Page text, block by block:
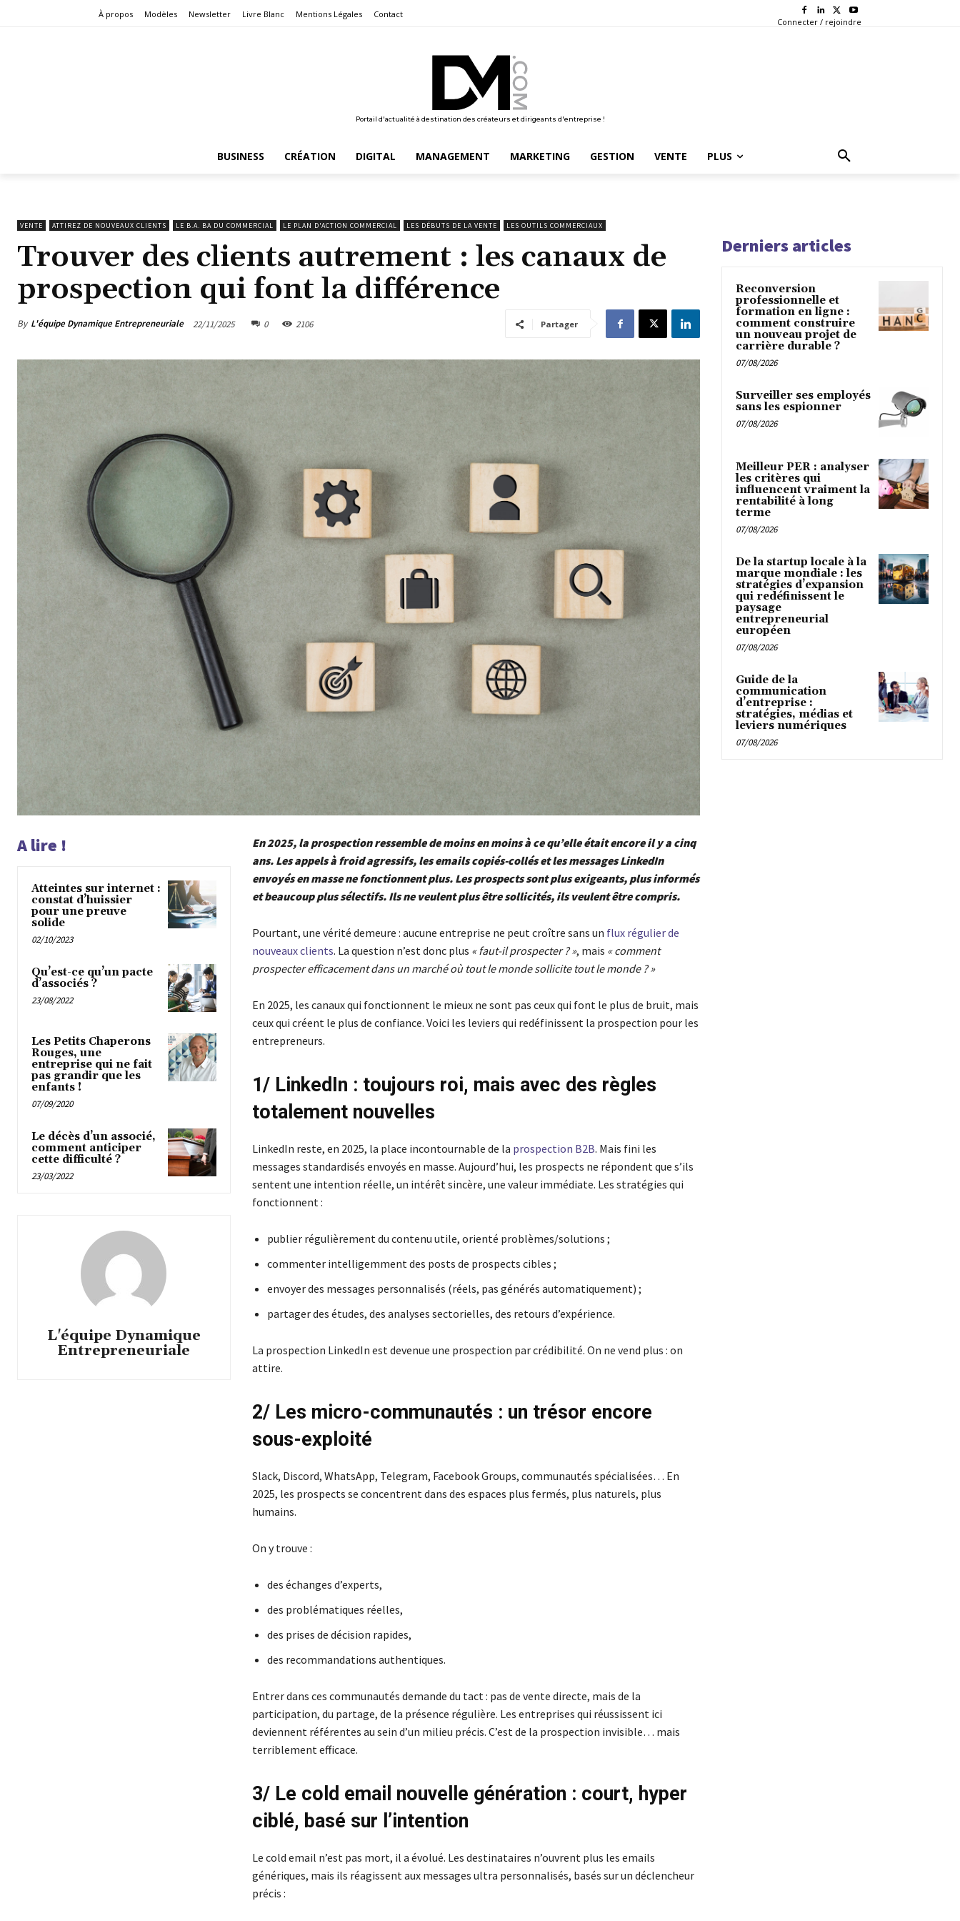
À propos Modèles Newsletter Livre Blanc Mentions Légales Contact
Connecter / rejoindre
Portail d'actualité à destination des créateurs et dirigeants d'entreprise !
BUSINESS CRÉATION DIGITAL MANAGEMENT MARKETING GESTION VENTE PLUS
VENTE ATTIREZ DE NOUVEAUX CLIENTS LE B.A. BA DU COMMERCIAL LE PLAN D'ACTION COMMERCIAL LES DÉBUTS DE LA VENTE LES OUTILS COMMERCIAUX
Trouver des clients autrement : les canaux de
prospection qui font la différence
By L'équipe Dynamique Entrepreneuriale 22/11/2025 0 2106 Partager
A lire !
Atteintes sur internet :
constat d’huissier
pour une preuve
solide
02/10/2023
Qu’est-ce qu’un pacte
d’associés ?
23/08/2022
Les Petits Chaperons
Rouges, une
entreprise qui ne fait
pas grandir que les
enfants !
07/09/2020
Le décès d’un associé,
comment anticiper
cette difficulté ?
23/03/2022
L'équipe Dynamique
Entrepreneuriale
En 2025, la prospection ressemble de moins en moins à ce qu’elle était encore il y a cinq
ans. Les appels à froid agressifs, les emails copiés-collés et les messages LinkedIn
envoyés en masse ne fonctionnent plus. Les prospects sont plus exigeants, plus informés
et beaucoup plus sélectifs. Ils ne veulent plus être sollicités, ils veulent être compris.
Pourtant, une vérité demeure : aucune entreprise ne peut croître sans un flux régulier de
nouveaux clients. La question n’est donc plus « faut-il prospecter ? », mais « comment
prospecter efficacement dans un marché où tout le monde sollicite tout le monde ? »
En 2025, les canaux qui fonctionnent le mieux ne sont pas ceux qui font le plus de bruit, mais
ceux qui créent le plus de confiance. Voici les leviers qui redéfinissent la prospection pour les
entrepreneurs.
1/ LinkedIn : toujours roi, mais avec des règles
totalement nouvelles
LinkedIn reste, en 2025, la place incontournable de la prospection B2B. Mais fini les
messages standardisés envoyés en masse. Aujourd’hui, les prospects ne répondent que s’ils
sentent une intention réelle, un intérêt sincère, une valeur immédiate. Les stratégies qui
fonctionnent :
publier régulièrement du contenu utile, orienté problèmes/solutions ;
commenter intelligemment des posts de prospects cibles ;
envoyer des messages personnalisés (réels, pas générés automatiquement) ;
partager des études, des analyses sectorielles, des retours d’expérience.
La prospection LinkedIn est devenue une prospection par crédibilité. On ne vend plus : on
attire.
2/ Les micro-communautés : un trésor encore
sous-exploité
Slack, Discord, WhatsApp, Telegram, Facebook Groups, communautés spécialisées… En
2025, les prospects se concentrent dans des espaces plus fermés, plus naturels, plus
humains.
On y trouve :
des échanges d’experts,
des problématiques réelles,
des prises de décision rapides,
des recommandations authentiques.
Entrer dans ces communautés demande du tact : pas de vente directe, mais de la
participation, du partage, de la présence régulière. Les entreprises qui réussissent ici
deviennent référentes au sein d’un milieu précis. C’est de la prospection invisible… mais
terriblement efficace.
3/ Le cold email nouvelle génération : court, hyper
ciblé, basé sur l’intention
Le cold email n’est pas mort, il a évolué. Les destinataires n’ouvrent plus les emails
génériques, mais ils réagissent aux messages ultra personnalisés, basés sur un déclencheur
précis :
Derniers articles
Reconversion
professionnelle et
formation en ligne :
comment construire
un nouveau projet de
carrière durable ?
07/08/2026
Surveiller ses employés
sans les espionner
07/08/2026
Meilleur PER : analyser
les critères qui
influencent vraiment la
rentabilité à long
terme
07/08/2026
De la startup locale à la
marque mondiale : les
stratégies d’expansion
qui redéfinissent le
paysage
entrepreneurial
européen
07/08/2026
Guide de la
communication
d’entreprise :
stratégies, médias et
leviers numériques
07/08/2026